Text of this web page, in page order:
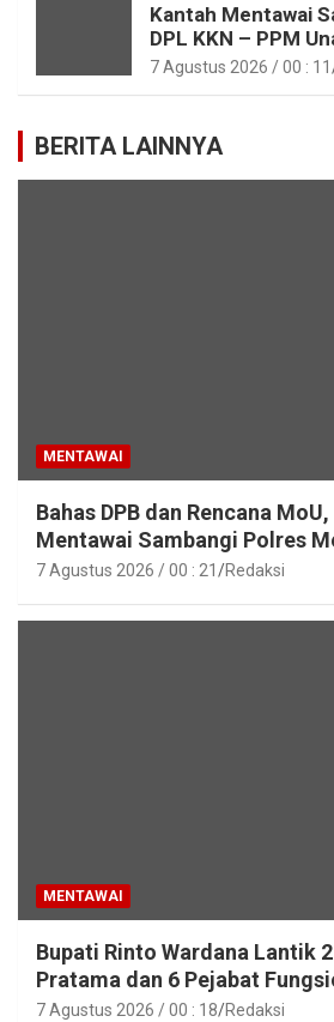
Kantah Mentawai
DPL KKN – PPM
7 Agustus 2026 / 00 : 11
BERITA LAINNYA
MENTAWAI
Bahas DPB dan Rencana
Mentawai Sambangi Polres
7 Agustus 2026 / 00 : 21 Redaksi
MENTAWAI
Bupati Rinto Wardana Lantik
Pratama dan 6 Pejabat
Lingkungan Pemkab
7 Agustus 2026 / 00 : 18 Redaksi